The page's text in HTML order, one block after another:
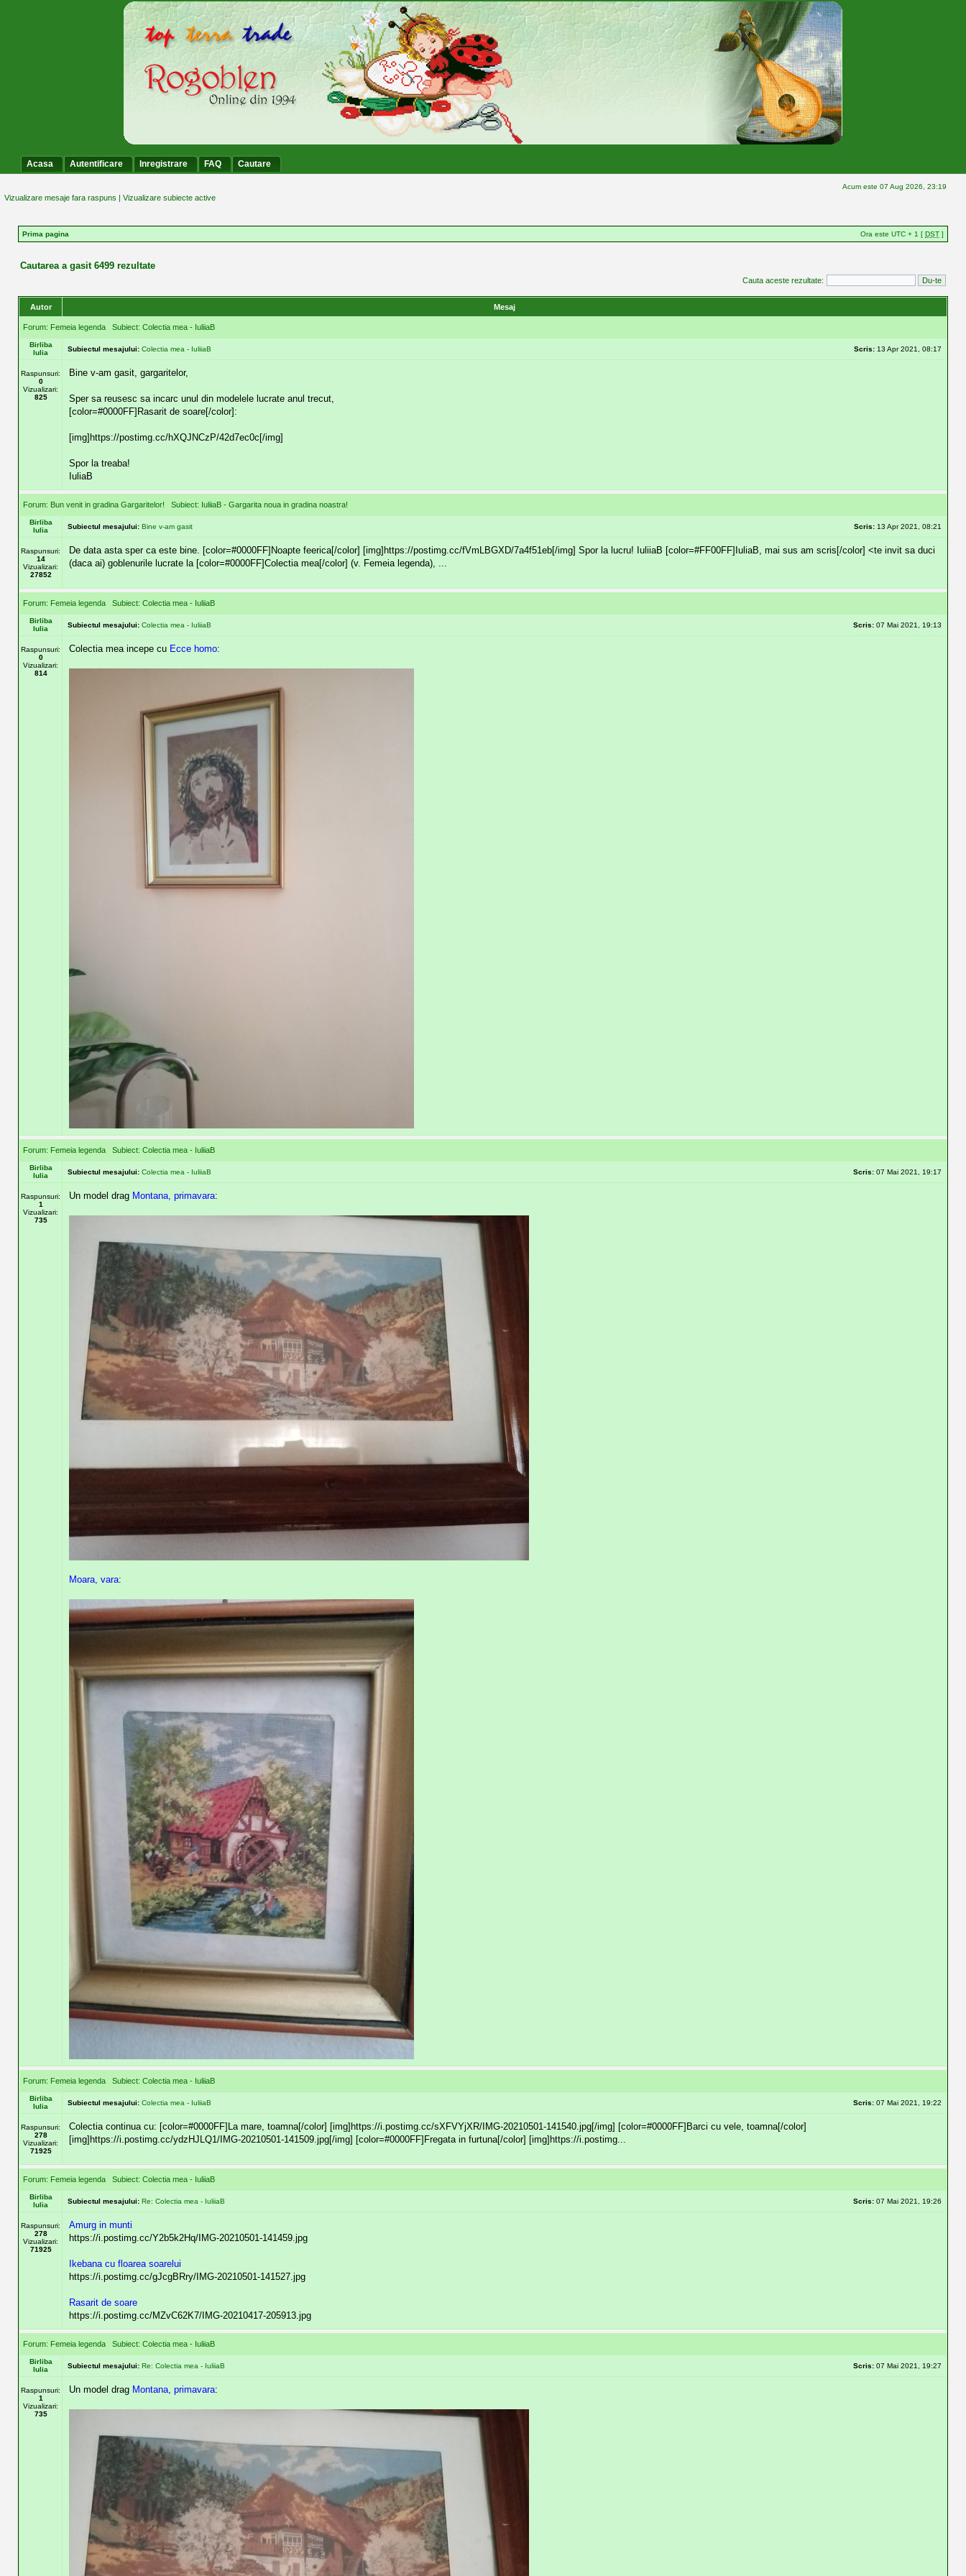
Acasa Autentificare Inregistrare FAQ Cautare
Acum este 07 Aug 2026, 23:19
Vizualizare mesaje fara raspuns | Vizualizare subiecte active
Prima pagina Ora este UTC + 1 [ DST ]
Cautarea a gasit 6499 rezultate
Cauta aceste rezultate:
Autor Mesaj
Forum: Femeia legenda Subiect: Colectia mea - IuliiaB
Birliba
Iulia
Subiectul mesajului: Colectia mea - IuliiaB Scris: 13 Apr 2021, 08:17
Raspunsuri:
0
Vizualizari:
825
Bine v-am gasit, gargaritelor,
Sper sa reusesc sa incarc unul din modelele lucrate anul trecut,
[color=#0000FF]Rasarit de soare[/color]:
[img]https://postimg.cc/hXQJNCzP/42d7ec0c[/img]
Spor la treaba!
IuliaB
Forum: Bun venit in gradina Gargaritelor! Subiect: IuliiaB - Gargarita noua in gradina noastra!
Birliba
Iulia
Subiectul mesajului: Bine v-am gasit Scris: 13 Apr 2021, 08:21
Raspunsuri:
14
Vizualizari:
27852
De data asta sper ca este bine. [color=#0000FF]Noapte feerica[/color] [img]https://postimg.cc/fVmLBGXD/7a4f51eb[/img] Spor la lucru! IuliiaB [color=#FF00FF]IuliaB, mai sus am scris[/color] <te invit sa duci
(daca ai) goblenurile lucrate la [color=#0000FF]Colectia mea[/color] (v. Femeia legenda), ...
Forum: Femeia legenda Subiect: Colectia mea - IuliiaB
Birliba
Iulia
Subiectul mesajului: Colectia mea - IuliiaB Scris: 07 Mai 2021, 19:13
Raspunsuri:
0
Vizualizari:
814
Colectia mea incepe cu Ecce homo:
Forum: Femeia legenda Subiect: Colectia mea - IuliiaB
Birliba
Iulia
Subiectul mesajului: Colectia mea - IuliiaB Scris: 07 Mai 2021, 19:17
Raspunsuri:
1
Vizualizari:
735
Un model drag Montana, primavara:
Moara, vara:
Forum: Femeia legenda Subiect: Colectia mea - IuliiaB
Birliba
Iulia
Subiectul mesajului: Colectia mea - IuliiaB Scris: 07 Mai 2021, 19:22
Raspunsuri:
278
Vizualizari:
71925
Colectia continua cu: [color=#0000FF]La mare, toamna[/color] [img]https://i.postimg.cc/sXFVYjXR/IMG-20210501-141540.jpg[/img] [color=#0000FF]Barci cu vele, toamna[/color]
[img]https://i.postimg.cc/ydzHJLQ1/IMG-20210501-141509.jpg[/img] [color=#0000FF]Fregata in furtuna[/color] [img]https://i.postimg...
Forum: Femeia legenda Subiect: Colectia mea - IuliiaB
Birliba
Iulia
Subiectul mesajului: Re: Colectia mea - IuliiaB Scris: 07 Mai 2021, 19:26
Raspunsuri:
278
Vizualizari:
71925
Amurg in munti
https://i.postimg.cc/Y2b5k2Hq/IMG-20210501-141459.jpg
Ikebana cu floarea soarelui
https://i.postimg.cc/gJcgBRry/IMG-20210501-141527.jpg
Rasarit de soare
https://i.postimg.cc/MZvC62K7/IMG-20210417-205913.jpg
Forum: Femeia legenda Subiect: Colectia mea - IuliiaB
Birliba
Iulia
Subiectul mesajului: Re: Colectia mea - IuliiaB Scris: 07 Mai 2021, 19:27
Raspunsuri:
1
Vizualizari:
735
Un model drag Montana, primavara: